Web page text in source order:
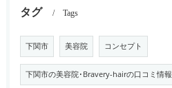
タグ Tags
下関市 美容院 コンセプト
下関市の美容院･Bravery-hairの口コミ情報